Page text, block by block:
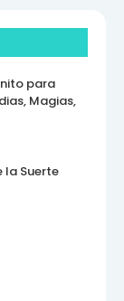
para
Magias,
la Suerte